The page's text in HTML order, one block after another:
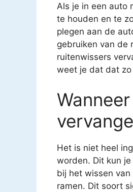
Als je in een auto
te houden en te
plegen aan de
gebruiken van de
ruitenwissers
weet je dat dat zo
Het is niet heel
worden. Dit kun
bij het wissen
ramen. Dit soort